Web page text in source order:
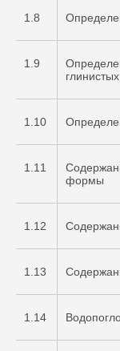
1.8
1.9
1.10
1.11
формы
1.12
1.13
1.14